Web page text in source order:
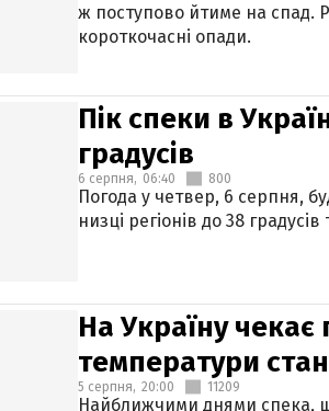
ж поступово йтиме на спад.
короткочасні опади.
Пік спеки в
градусів
6 серпня, 06:40 800
Погода у четвер, 6 серпня,
низці регіонів до 38
На Україну чекає
температури
5 серпня, 20:00 11209
Найближчими днями спека,